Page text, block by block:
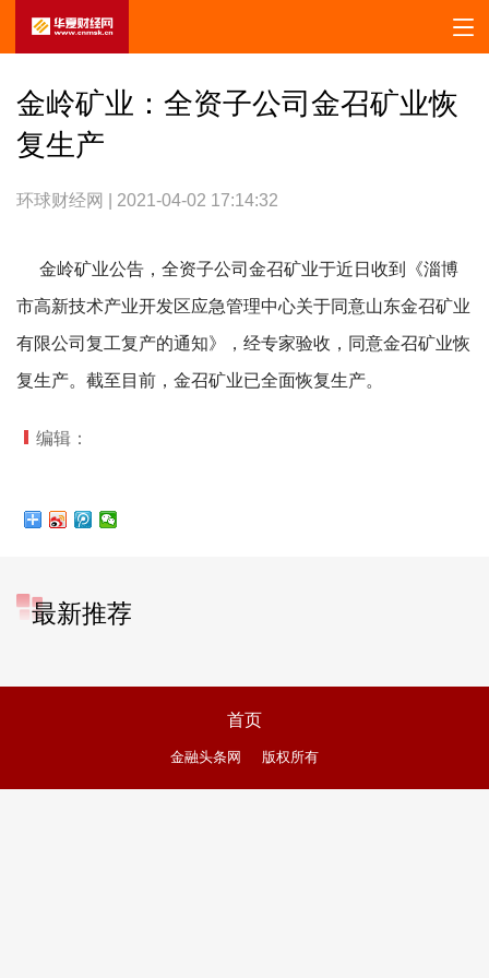
金岭矿业：全资子公司金召矿业恢
复生产
环球财经网 | 2021-04-02 17:14:32
金岭矿业公告，全资子公司金召矿业于近日收到《淄博
市高新技术产业开发区应急管理中心关于同意山东金召矿业
有限公司复工复产的通知》，经专家验收，同意金召矿业恢
复生产。截至目前，金召矿业已全面恢复生产。
编辑：
最新推荐
首页
金融头条网 版权所有